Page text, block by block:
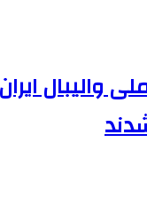
ملی والیبال